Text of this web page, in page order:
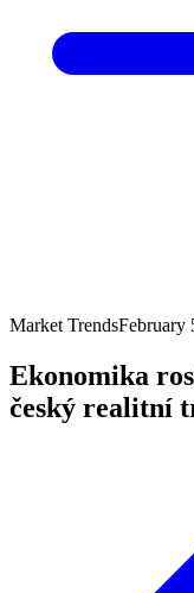
Market TrendsFebruary
Ekonomika
český realitní